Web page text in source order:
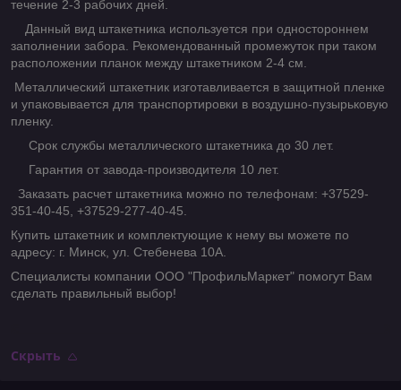
течение 2-3 рабочих дней.
Данный вид штакетника используется при одностороннем
заполнении забора. Рекомендованный промежуток при таком
расположении планок между штакетником 2-4 см.
Металлический штакетник изготавливается в защитной пленке
и упаковывается для транспортировки в воздушно-пузырьковую
пленку.
Срок службы металлического штакетника до 30 лет.
Гарантия от завода-производителя 10 лет.
Заказать расчет штакетника можно по телефонам: +37529-
351-40-45, +37529-277-40-45.
Купить штакетник и комплектующие к нему вы можете по
адресу: г. Минск, ул. Стебенева 10А.
Специалисты компании ООО "ПрофильМаркет" помогут Вам
сделать правильный выбор!
Скрыть